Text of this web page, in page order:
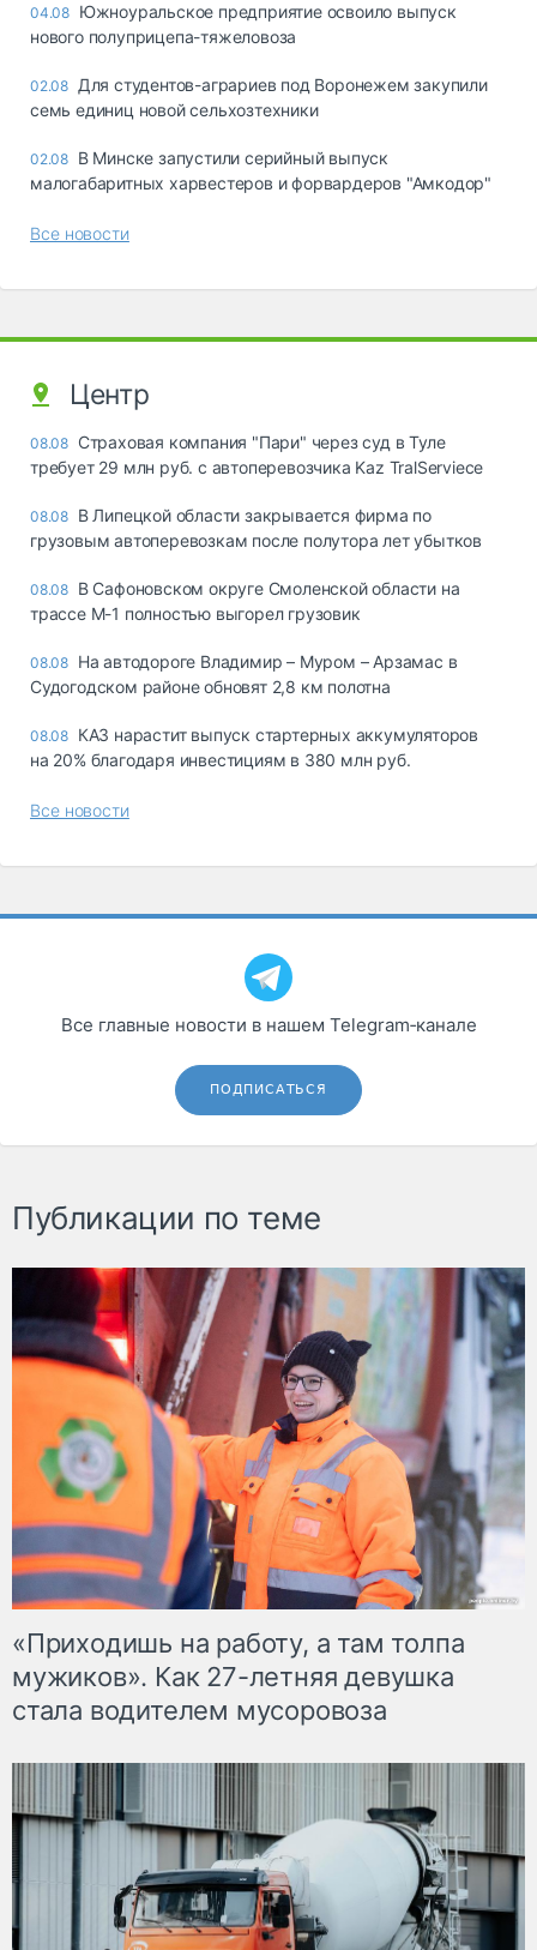
04.08 Южноуральское предприятие освоило выпуск
нового полуприцепа-тяжеловоза
02.08 Для студентов-аграриев под Воронежем закупили
семь единиц новой сельхозтехники
02.08 В Минске запустили серийный выпуск
малогабаритных харвестеров и форвардеров "Амкодор"
Все новости
Центр
08.08 Страховая компания "Пари" через суд в Туле
требует 29 млн руб. с автоперевозчика Kaz TralServiece
08.08 В Липецкой области закрывается фирма по
грузовым автоперевозкам после полутора лет убытков
08.08 В Сафоновском округе Смоленской области на
трассе М-1 полностью выгорел грузовик
08.08 На автодороге Владимир – Муром – Арзамас в
Судогодском районе обновят 2,8 км полотна
08.08 КАЗ нарастит выпуск стартерных аккумуляторов
на 20% благодаря инвестициям в 380 млн руб.
Все новости
Все главные новости в нашем Telegram‑канале
ПОДПИСАТЬСЯ
Публикации по теме
«Приходишь на работу, а там толпа
мужиков». Как 27-летняя девушка
стала водителем мусоровоза